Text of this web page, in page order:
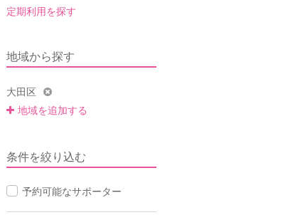
定期利用を探す
地域から探す
大田区
地域を追加する
条件を絞り込む
予約可能なサポーター